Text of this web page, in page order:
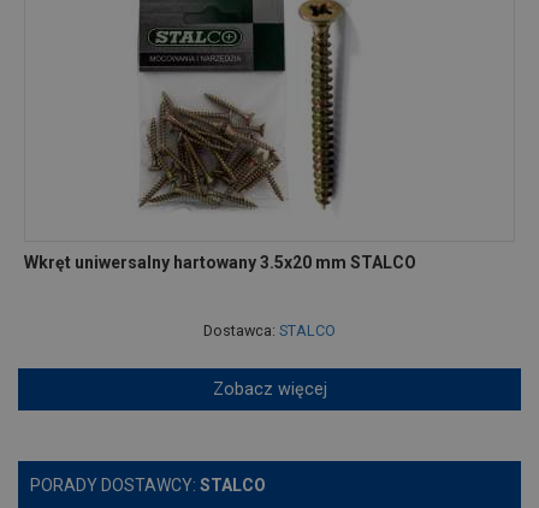
Wkręt uniwersalny hartowany 3.5x20 mm STALCO
Dostawca: STALCO
Zobacz więcej
PORADY DOSTAWCY: STALCO